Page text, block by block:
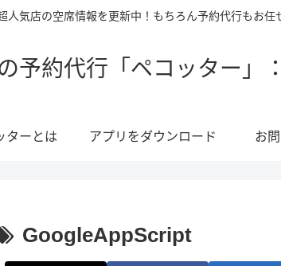
人気店の空席情報を更新中！もちろん予約代行もお任
予約代行「ペコッター」
ターとは アプリをダウンロード お
GoogleAppScript